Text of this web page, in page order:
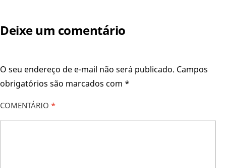
Deixe um comentário
O seu endereço de e-mail não será publicado. Campos
obrigatórios são marcados com *
COMENTÁRIO *